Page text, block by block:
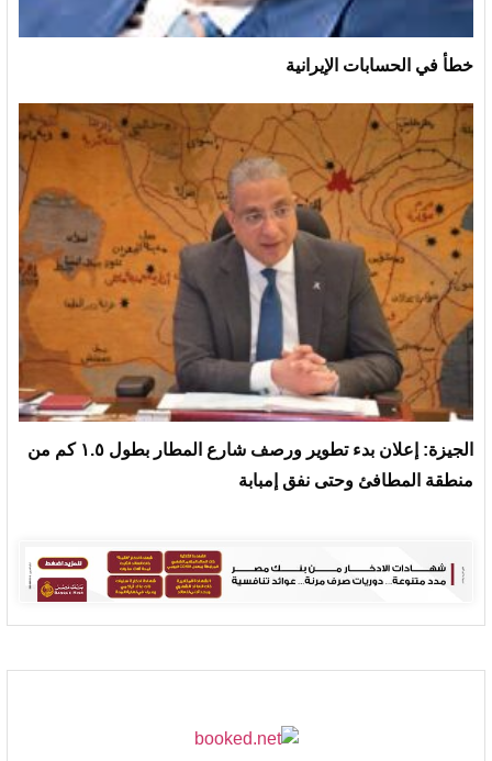
خطأ في الحسابات الإيرانية
الجيزة: إعلان بدء تطوير ورصف شارع المطار بطول ١.٥ كم من
منطقة المطافئ وحتى نفق إمبابة